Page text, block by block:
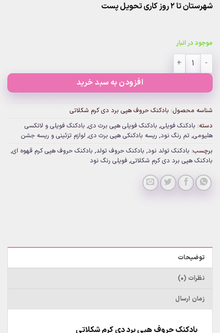
شهرستان تا 2 روز کاری تحویل پست
موجود در انبار
بادکنک حروف هپی برد دی کرم شکلاتی عدد
افزودن به سبد خرید
شناسه محصول: بادکنک حروف هپی برد دی کرم شکلاتی
دسته: بادکنک فویلی, بادکنک فویلی هپی برث دی, بادکنک فویلی و لاتکسی
هلیومی, تم رنگ نود, ریسه بادکنکی هپی برث دی, لوازم تزئینی و ریسه جشن
برچسب: بادکنک تولد نود, بادکنک حروف تولد, بادکنک حروف هپی کرم قهوه ای,
بادکنک هپی برد دی کرم شکلاتی, فویلی رنگ نود
توضیحات
نظرات (0)
زمان ارسال
بادکنک حروف هپی برد دی کرم شکلاتی